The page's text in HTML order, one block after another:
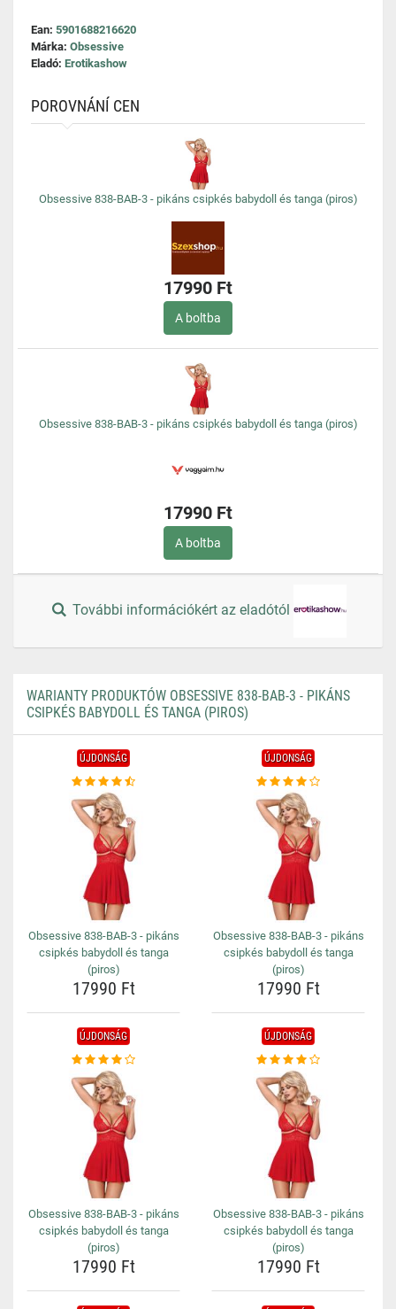
Ean: 5901688216620
Márka: Obsessive
Eladó: Erotikashow
POROVNÁNÍ CEN
Obsessive 838-BAB-3 - pikáns csipkés babydoll és tanga (piros)
17990 Ft
A boltba
Obsessive 838-BAB-3 - pikáns csipkés babydoll és tanga (piros)
17990 Ft
A boltba
További információkért az eladótól
WARIANTY PRODUKTÓW OBSESSIVE 838-BAB-3 - PIKÁNS
CSIPKÉS BABYDOLL ÉS TANGA (PIROS)
ÚJDONSÁG
Obsessive 838-BAB-3 - pikáns
csipkés babydoll és tanga
(piros)
17990 Ft
ÚJDONSÁG
Obsessive 838-BAB-3 - pikáns
csipkés babydoll és tanga
(piros)
17990 Ft
ÚJDONSÁG
Obsessive 838-BAB-3 - pikáns
csipkés babydoll és tanga
(piros)
17990 Ft
ÚJDONSÁG
Obsessive 838-BAB-3 - pikáns
csipkés babydoll és tanga
(piros)
17990 Ft